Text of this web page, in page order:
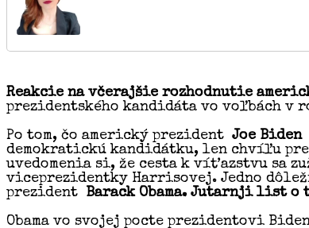
Reakcie na včerajšie rozhodnutie
prezidentského kandidáta vo voľbách v
Po tom, čo americký prezident Joe Biden
demokratickú kandidátku, len chvíľu
uvedomenia si, že cesta k víťazstvu sa
viceprezidentky Harrisovej. Jedno
prezident Barack Obama. Jutarnji list o
Obama vo svojej pocte prezidentovi